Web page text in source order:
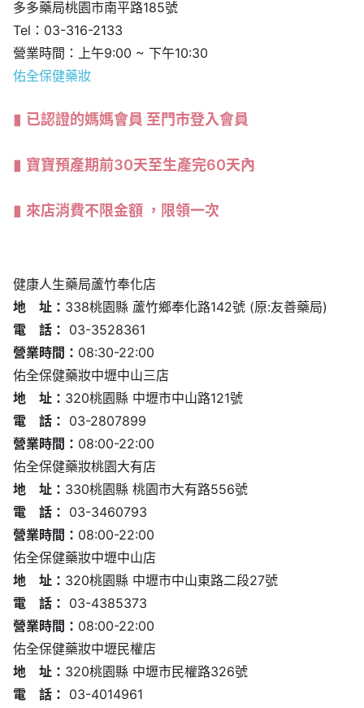
多多藥局桃園市南平路185號
Tel：03-316-2133
營業時間：上午9:00 ~ 下午10:30
佑全保健藥妝
已認證的媽媽會員 至門市登入會員
寶寶預產期前30天至生產完60天內
來店消費不限金額 ，限領一次
健康人生藥局蘆竹奉化店
地 址： 338桃園縣 蘆竹鄉奉化路142號 (原:友善藥局)
電 話： 03-3528361
營業時間： 08:30-22:00
佑全保健藥妝中壢中山三店
地 址： 320桃園縣 中壢市中山路121號
電 話： 03-2807899
營業時間： 08:00-22:00
佑全保健藥妝桃園大有店
地 址： 330桃園縣 桃園市大有路556號
電 話： 03-3460793
營業時間： 08:00-22:00
佑全保健藥妝中壢中山店
地 址： 320桃園縣 中壢市中山東路二段27號
電 話： 03-4385373
營業時間： 08:00-22:00
佑全保健藥妝中壢民權店
地 址： 320桃園縣 中壢市民權路326號
電 話： 03-4014961